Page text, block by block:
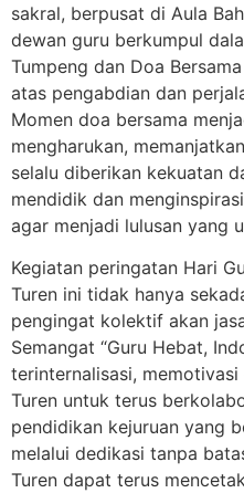
sakral, berpusat di Aula
dewan guru berkumpul
Tumpeng dan Doa
atas pengabdian dan
Momen doa bersama
mengharukan,
selalu diberikan kekuatan
mendidik dan
agar menjadi lulusan yang
Kegiatan peringatan Hari
Turen ini tidak hanya
pengingat kolektif akan
Semangat “Guru Hebat,
terinternalisasi,
Turen untuk terus
pendidikan kejuruan yang
melalui dedikasi tanpa
Turen dapat terus